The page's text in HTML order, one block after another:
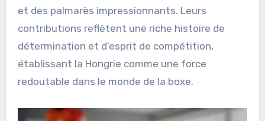
et des palmarès impressionnants. Leurs
contributions reflètent une riche histoire de
détermination et d’esprit de compétition,
établissant la Hongrie comme une force
redoutable dans le monde de la boxe.